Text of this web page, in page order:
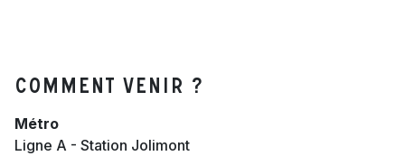
Comment venir ?
Métro
Ligne A - Station Jolimont